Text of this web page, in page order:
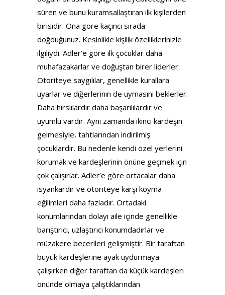
süren ve bunu kuramsallaştıran ilk kişilerden
birisidir. Ona göre kaçıncı sırada
doğduğunuz. Kesinlikle kişilik özelliklerinizle
ilgiliydi. Adler’e göre ilk çocuklar daha
muhafazakarlar ve doğuştan birer liderler.
Otoriteye saygılılar, genellikle kurallara
uyarlar ve diğerlerinin de uymasını beklerler.
Daha hırslılardır daha başarılılardır ve
uyumlu vardır. Aynı zamanda ikinci kardeşin
gelmesiyle, tahtlarından indirilmiş
çocuklardır. Bu nedenle kendi özel yerlerini
korumak ve kardeşlerinin önüne geçmek için
çok çalışırlar. Adler’e göre ortacalar daha
isyankardır ve otoriteye karşı koyma
eğilimleri daha fazladır. Ortadaki
konumlarından dolayı aile içinde genellikle
barıştırıcı, uzlaştırıcı konumdadırlar ve
müzakere becerileri gelişmiştir. Bir taraftan
büyük kardeşlerine ayak uydurmaya
çalışırken diğer taraftan da küçük kardeşleri
önünde olmaya çalıştıklarından